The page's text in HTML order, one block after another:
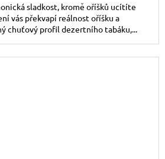
sladkost, kromě oříšků ucítíte
vás překvapí reálnost oříšku a
chuťový profil dezertního tabáku,...